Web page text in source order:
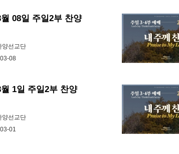
08일 주일2부 찬양
선교단
08
1일 주일2부 찬양
선교단
01